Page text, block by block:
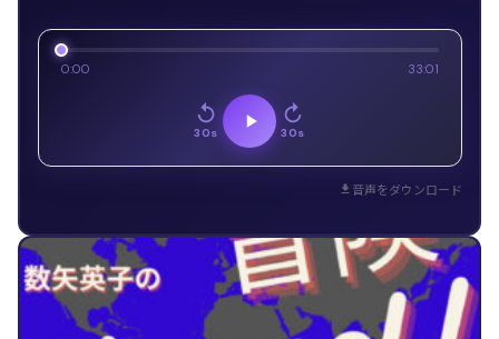
0:00 33:01
30s 30s
音声をダウンロード